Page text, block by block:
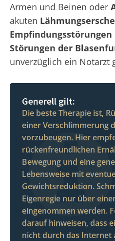
Armen und Beinen oder
akuten
Störungen der
unverzüglich ein Notarzt
Generell gilt:
Die beste Therapie ist,
einer Verschlimmerung
vorzubeugen. Hier
rückenfreundlichen
Bewegung und eine
Lebensweise mit
Gewichtsreduktion.
Eigenregie nur über
eingenommen werden.
darauf hinweisen, dass
nicht durch das Internet